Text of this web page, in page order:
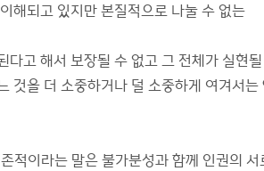
해되고 있지만 본질적으로 나눌 수 없는
다고 해서 보장될 수 없고 그 전체가 실현
것을 더 소중하거나 덜 소중하게 여겨서는
적이라는 말은 불가분성과 함께 인권의 서